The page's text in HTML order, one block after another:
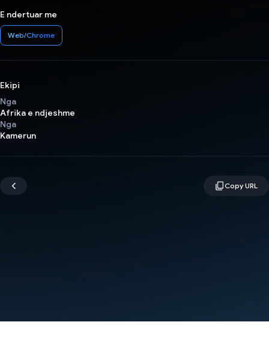
E ndertuar me
Web/Chrome
Ekipi
Nga
Afrika e ndjeshme
Nga
Kamerun